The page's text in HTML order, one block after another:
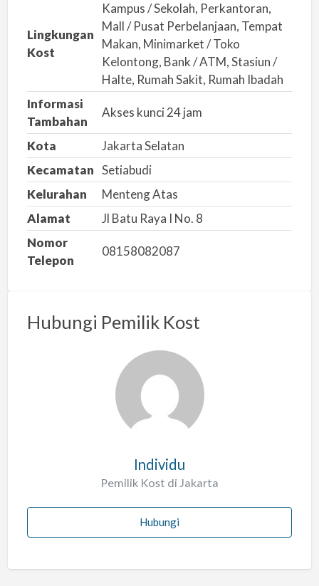
h
Lingkungan
Kost
Kampus / Sekolah, Perkantoran,
Mall / Pusat Perbelanjaan, Tempat
Makan, Minimarket / Toko
Kelontong, Bank / ATM, Stasiun /
Halte, Rumah Sakit, Rumah Ibadah
Informasi
Tambahan
Akses kunci 24 jam
Kota
Jakarta Selatan
Kecamatan Setiabudi
Kelurahan
Menteng Atas
Alamat
Jl Batu Raya I No. 8
Nomor
Telepon
08158082087
Hubungi Pemilik Kost
Individu
Pemilik Kost di Jakarta
Hubungi